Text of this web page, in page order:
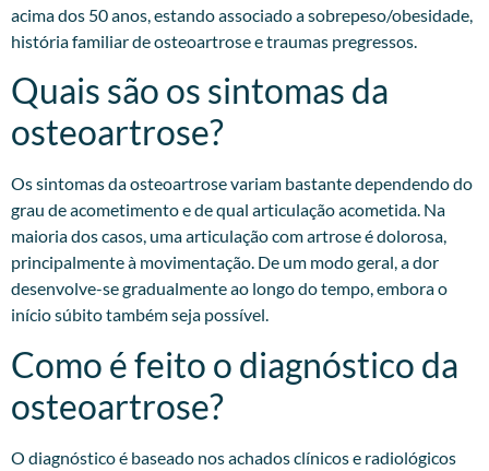
acima dos 50 anos, estando associado a sobrepeso/obesidade,
história familiar de osteoartrose e traumas pregressos.​
Quais são os sintomas da
osteoartrose?
Os sintomas da osteoartrose variam bastante dependendo do
grau de acometimento e de qual articulação acometida. Na
maioria dos casos, uma articulação com artrose é dolorosa,
principalmente à movimentação. De um modo geral, a dor
desenvolve-se gradualmente ao longo do tempo, embora o
início súbito também seja possível.
Como é feito o diagnóstico da
osteoartrose?
O diagnóstico é baseado nos achados clínicos e radiológicos